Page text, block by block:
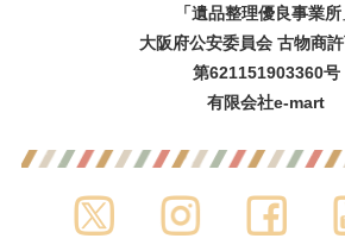
「遺品整理優良事業所
大阪府公安委員会 古物商
第621151903360号
有限会社e-mart